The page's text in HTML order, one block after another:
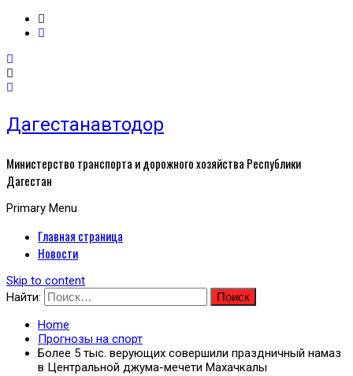
Дагестанавтодор
Министерство транспорта и дорожного хозяйства Республики
Дагестан
Primary Menu
Главная страница
Новости
Skip to content
Найти:
Home
Прогнозы на спорт
Более 5 тыс. верующих совершили праздничный намаз
в Центральной джума-мечети Махачкалы